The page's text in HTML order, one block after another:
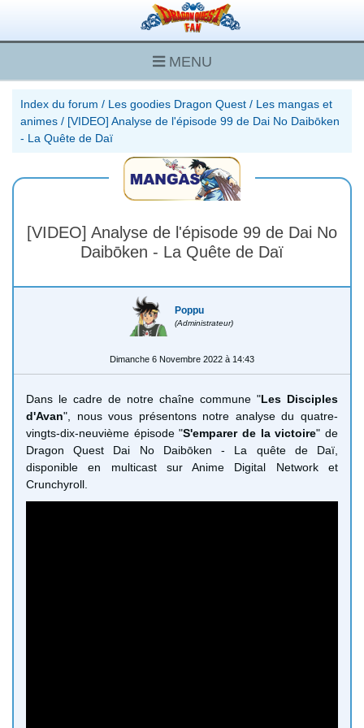
MENU
Index du forum / Les goodies Dragon Quest / Les mangas et
animes / [VIDEO] Analyse de l'épisode 99 de Dai No Daibōken
- La Quête de Daï
[VIDEO] Analyse de l'épisode 99 de Dai No
Daibōken - La Quête de Daï
Poppu
(Administrateur)
Dimanche 6 Novembre 2022 à 14:43
Dans le cadre de notre chaîne commune "Les Disciples
d'Avan", nous vous présentons notre analyse du quatre-
vingts-dix-neuvième épisode "S'emparer de la victoire" de
Dragon Quest Dai No Daibōken - La quête de Daï,
disponible en multicast sur Anime Digital Network et
Crunchyroll.